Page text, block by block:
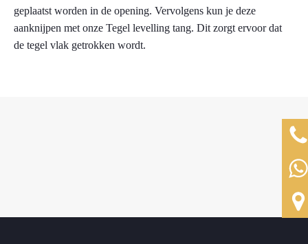
geplaatst worden in de opening. Vervolgens kun je deze
aanknijpen met onze Tegel levelling tang. Dit zorgt ervoor dat
de tegel vlak getrokken wordt.